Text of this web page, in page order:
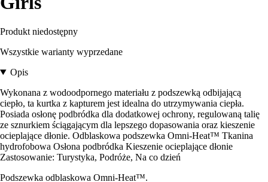
Produkt niedostępny
Wszystkie warianty wyprzedane
Opis
Wykonana z wodoodpornego materiału z podszewką odbijającą
ciepło, ta kurtka z kapturem jest idealna do utrzymywania ciepła.
Posiada osłonę podbródka dla dodatkowej ochrony, regulowaną talię
ze sznurkiem ściągającym dla lepszego dopasowania oraz kieszenie
ocieplające dłonie. Odblaskowa podszewka Omni-Heat™ Tkanina
hydrofobowa Osłona podbródka Kieszenie ocieplające dłonie
Zastosowanie: Turystyka, Podróże, Na co dzień
Podszewka odblaskowa Omni-Heat™.